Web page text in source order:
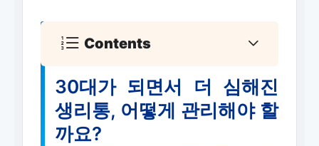
Contents
30대가 되면서 더 심해진
생리통, 어떻게 관리해야 할
까요?